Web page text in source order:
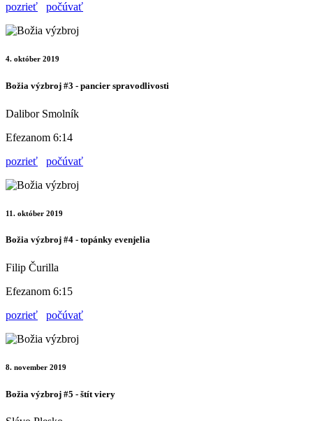
pozrieť
počúvať
4. október 2019
Božia výzbroj #3 - pancier spravodlivosti
Dalibor Smolník
Efezanom 6:14
pozrieť
počúvať
11. október 2019
Božia výzbroj #4 - topánky evenjelia
Filip Čurilla
Efezanom 6:15
pozrieť
počúvať
8. november 2019
Božia výzbroj #5 - štít viery